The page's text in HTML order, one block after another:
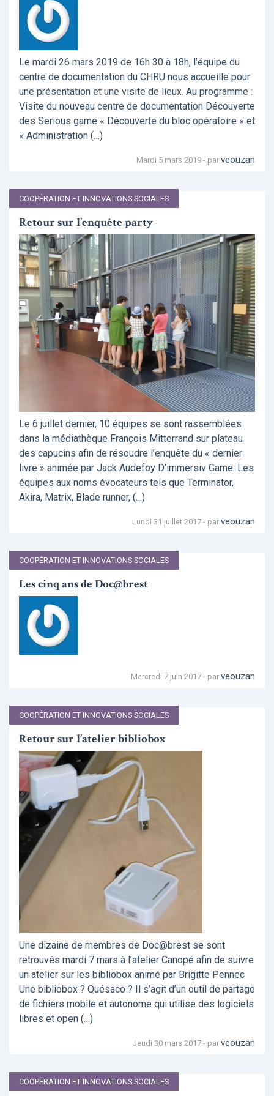
Le mardi 26 mars 2019 de 16h 30 à 18h, l’équipe du
centre de documentation du CHRU nous accueille pour
une présentation et une visite de lieux. Au programme :
Visite du nouveau centre de documentation Découverte
des Serious game « Découverte du bloc opératoire » et
« Administration (…)
Mardi 5 mars 2019 - par veouzan
COOPÉRATION ET INNOVATIONS SOCIALES
Retour sur l’enquête party
Le 6 juillet dernier, 10 équipes se sont rassemblées
dans la médiathèque François Mitterrand sur plateau
des capucins afin de résoudre l’enquête du « dernier
livre » animée par Jack Audefoy D’immersiv Game. Les
équipes aux noms évocateurs tels que Terminator,
Akira, Matrix, Blade runner, (…)
Lundi 31 juillet 2017 - par veouzan
COOPÉRATION ET INNOVATIONS SOCIALES
Les cinq ans de Doc@brest
Mercredi 7 juin 2017 - par veouzan
COOPÉRATION ET INNOVATIONS SOCIALES
Retour sur l’atelier bibliobox
Une dizaine de membres de Doc@brest se sont
retrouvés mardi 7 mars à l’atelier Canopé afin de suivre
un atelier sur les bibliobox animé par Brigitte Pennec
Une bibliobox ? Quésaco ? Il s’agit d’un outil de partage
de fichiers mobile et autonome qui utilise des logiciels
libres et open (…)
Jeudi 30 mars 2017 - par veouzan
COOPÉRATION ET INNOVATIONS SOCIALES